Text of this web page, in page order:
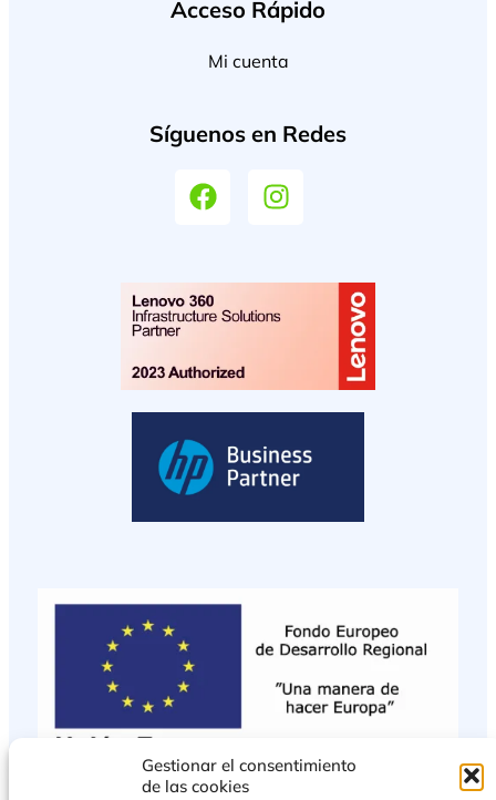
Gestionar el consentimiento
de las cookies
Acceso Rápido
Mi cuenta
Síguenos en Redes